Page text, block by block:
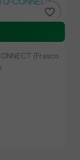
(Frasco
favorite_border